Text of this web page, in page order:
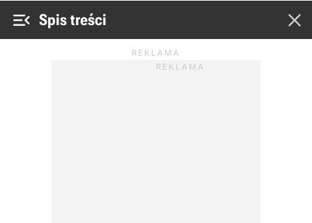
 Spis treści 